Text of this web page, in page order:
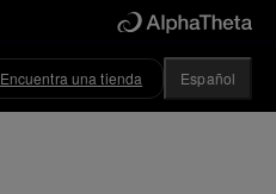
Encuentra una tienda Español